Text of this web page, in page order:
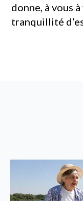
donne, à vous
tranquillité